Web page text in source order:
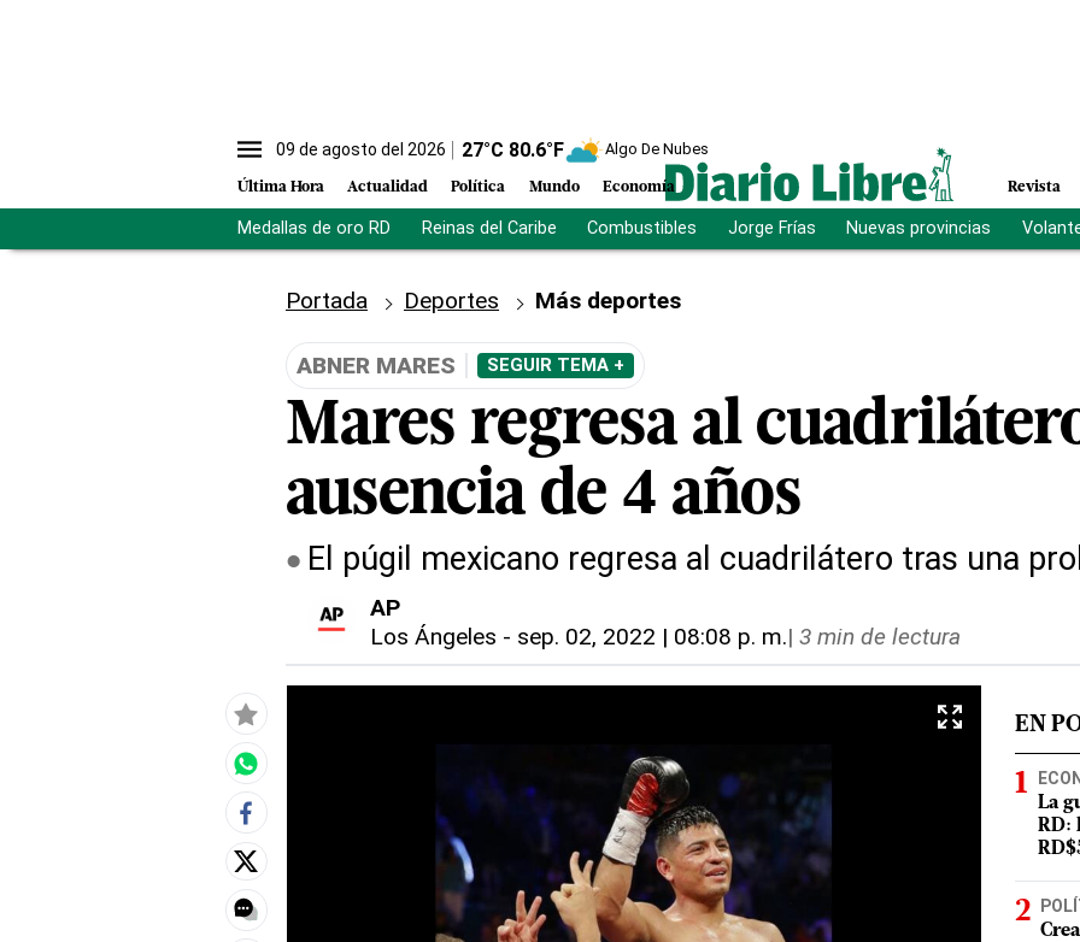
09 de agosto del 2026 27°C 80.6°F Algo De Nubes
Última Hora Actualidad Política Mundo Economía Revista
Medallas de oro RD Reinas del Caribe Combustibles Jorge Frías Nuevas provincias
Portada Deportes Más deportes
ABNER MARES SEGUIR TEMA +
Mares regresa al
ausencia de 4 años
El púgil mexicano regresa al cuadrilátero tras una
AP
Los Ángeles - sep. 02, 2022 | 08:08 p. m.| 3 min de lectura
EN
La
RD: